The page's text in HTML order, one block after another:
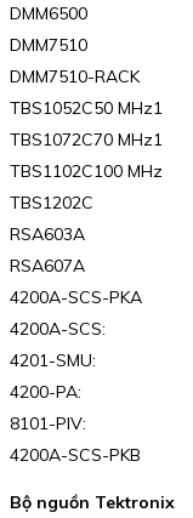
DMM6500
DMM7510
DMM7510-RACK
TBS1052C50 MHz1
TBS1072C70 MHz1
TBS1102C100 MHz
TBS1202C
RSA603A
RSA607A
4200A-SCS-PKA
4200A-SCS:
4201-SMU:
4200-PA:
8101-PIV:
4200A-SCS-PKB
Bộ nguồn Tektronix